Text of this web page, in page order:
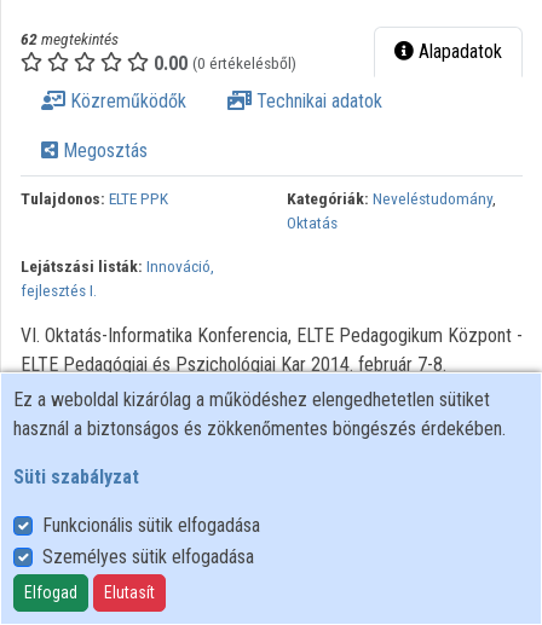
62megtekintés
0.00 (0 értékelésből) Alapadatok
Közreműködők Technikai adatok
Megosztás
Tulajdonos: ELTE PPK Kategóriák: Neveléstudomány,
Oktatás
Lejátszási listák: Innováció,
fejlesztés I.
VI. Oktatás-Informatika Konferencia, ELTE Pedagogikum Központ -
ELTE Pedagógiai és Pszichológiai Kar 2014. február 7-8.
Felhasználói szabályzat
Adatkezelési tájékoztató
Süti szabályzat
Ez a weboldal kizárólag a működéshez elengedhetetlen sütiket
használ a biztonságos és zökkenőmentes böngészés érdekében.
Süti szabályzat
Funkcionális sütik elfogadása
Személyes sütik elfogadása
Elfogad Elutasít